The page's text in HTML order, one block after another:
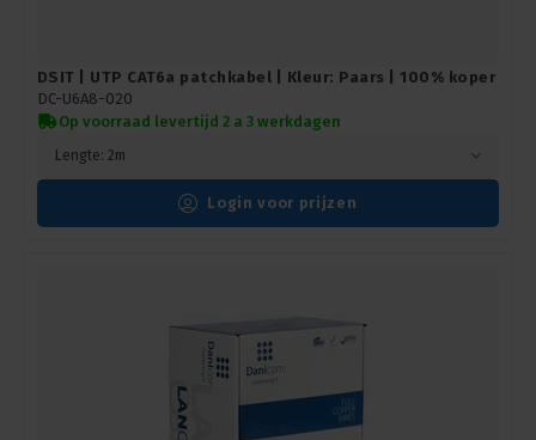
DSIT | UTP CAT6a patchkabel | Kleur: Paars | 100% koper
DC-U6A8-020
Op voorraad levertijd 2 a 3 werkdagen
Lengte: 2m
Login voor prijzen